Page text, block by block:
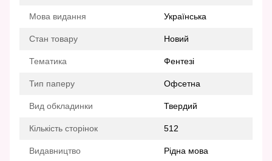
Мова видання Українська
Стан товару Новий
Тематика Фентезі
Тип паперу Офсетна
Вид обкладинки Твердий
Кількість сторінок 512
Видавництво Рідна мова